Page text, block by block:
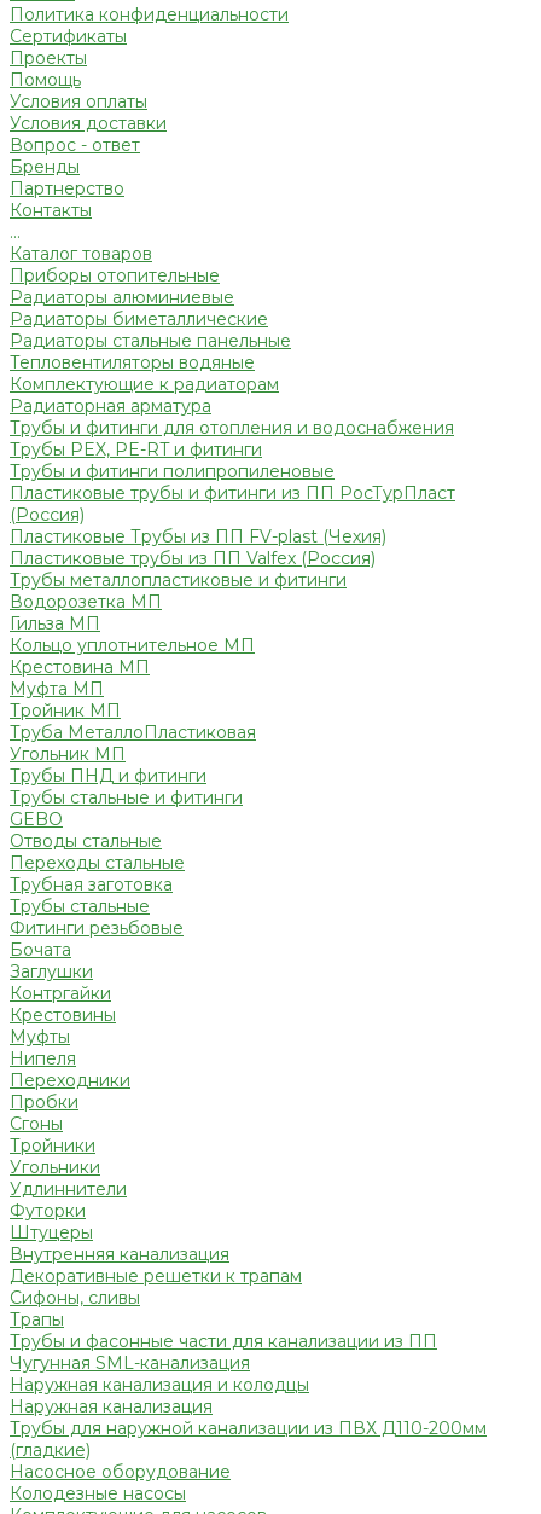
Политика конфиденциальности
Сертификаты
Проекты
Помощь
Условия оплаты
Условия доставки
Вопрос - ответ
Бренды
Партнерство
Контакты
...
Каталог товаров
Приборы отопительные
Радиаторы алюминиевые
Радиаторы биметаллические
Радиаторы стальные панельные
Тепловентиляторы водяные
Комплектующие к радиаторам
Радиаторная арматура
Трубы и фитинги для отопления и водоснабжения
Трубы PEX, PE-RT и фитинги
Трубы и фитинги полипропиленовые
Пластиковые трубы и фитинги из ПП РосТурПласт
(Россия)
Пластиковые Трубы из ПП FV-plast (Чехия)
Пластиковые трубы из ПП Valfex (Россия)
Трубы металлопластиковые и фитинги
Водорозетка МП
Гильза МП
Кольцо уплотнительное МП
Крестовина МП
Муфта МП
Тройник МП
Труба МеталлоПластиковая
Угольник МП
Трубы ПНД и фитинги
Трубы стальные и фитинги
GEBO
Отводы стальные
Переходы стальные
Трубная заготовка
Трубы стальные
Фитинги резьбовые
Бочата
Заглушки
Контргайки
Крестовины
Муфты
Нипеля
Переходники
Пробки
Сгоны
Тройники
Угольники
Удлиннители
Футорки
Штуцеры
Внутренняя канализация
Декоративные решетки к трапам
Сифоны, сливы
Трапы
Трубы и фасонные части для канализации из ПП
Чугунная SML-канализация
Наружная канализация и колодцы
Наружная канализация
Трубы для наружной канализации из ПВХ Д110-200мм
(гладкие)
Насосное оборудование
Колодезные насосы